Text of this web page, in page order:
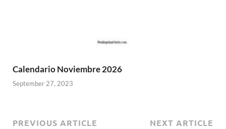
Calendario Noviembre 2026
September 27, 2023
PREVIOUS ARTICLE NEXT ARTICLE